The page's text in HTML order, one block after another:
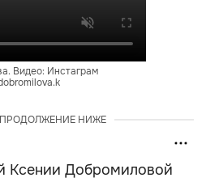
Видео: Инстаграм
НИЖЕ
Ксении Добромиловой